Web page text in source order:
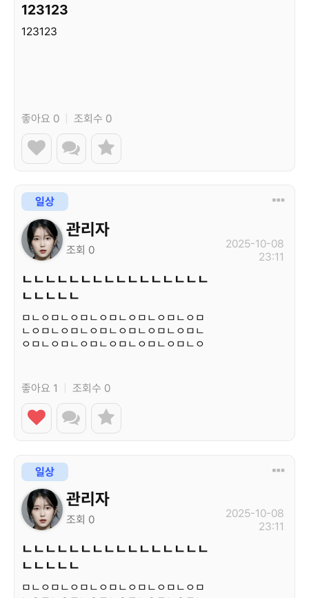
123123
123123
좋아요 0 조회수 0
일상
관리자
조회 0
ㄴㄴㄴㄴㄴㄴㄴㄴㄴㄴㄴㄴㄴㄴㄴㄴ
ㄴㄴㄴㄴㄴ
ㅁㄴㅇㅁㄴㅇㅁㄴㅇㅁㄴㅇㅁㄴㅇㅁㄴㅇㅁ
ㄴㅇㅁㄴㅇㅁㄴㅇㅁㄴㅇㅁㄴㅇㅁㄴㅇㅁㄴ
ㅇㅁㄴㅇㅁㄴㅇㅁㄴㅇㅁㄴㅇㅁㄴㅇㅁㄴㅇ
2025-10-08
23:11
좋아요 1 조회수 0
일상
관리자
조회 0
ㄴㄴㄴㄴㄴㄴㄴㄴㄴㄴㄴㄴㄴㄴㄴㄴ
ㄴㄴㄴㄴㄴ
ㅁㄴㅇㅁㄴㅇㅁㄴㅇㅁㄴㅇㅁㄴㅇㅁㄴㅇㅁ
2025-10-08
23:11